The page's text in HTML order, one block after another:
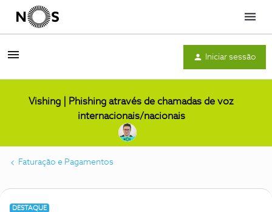
Menu
Iniciar sessão
Vishing | Phishing através de chamadas de voz
internacionais/nacionais
Faturação e Pagamentos
DESTAQUE